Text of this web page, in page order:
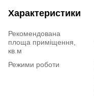
Характеристики
Рекомендована
площа приміщення,
кв.м
Режими роботи